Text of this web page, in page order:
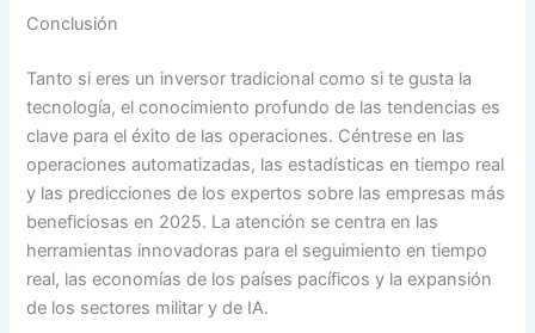
Conclusión
Tanto si eres un inversor tradicional como si te gusta la
tecnología, el conocimiento profundo de las tendencias es
clave para el éxito de las operaciones. Céntrese en las
operaciones automatizadas, las estadísticas en tiempo real
y las predicciones de los expertos sobre las empresas más
beneficiosas en 2025. La atención se centra en las
herramientas innovadoras para el seguimiento en tiempo
real, las economías de los países pacíficos y la expansión
de los sectores militar y de IA.